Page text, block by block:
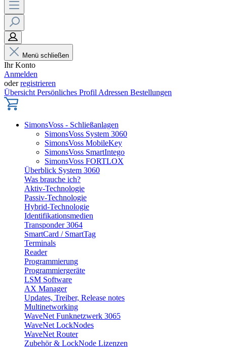
Menü schließen
Ihr Konto
Anmelden
oderregistrieren
Übersicht Persönliches Profil Adressen Bestellungen
SimonsVoss - Schließanlagen
SimonsVoss System 3060
SimonsVoss MobileKey
SimonsVoss SmartIntego
SimonsVoss FORTLOX
Überblick System 3060
Was brauche ich?
Aktiv-Technologie
Passiv-Technologie
Hybrid-Technologie
Identifikationsmedien
Transponder 3064
SmartCard / SmartTag
Terminals
Reader
Programmierung
Programmiergeräte
LSM Software
AX Manager
Updates, Treiber, Release notes
Multinetworking
WaveNet Funknetzwerk 3065
WaveNet LockNodes
WaveNet Router
Zubehör & LockNode Lizenzen